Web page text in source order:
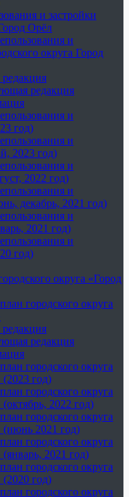
и застройки
Орёл
и
округа Город
редакция
и
год)
и
2023 год)
и
2022 год)
и
декабрь, 2021 год)
и
2021 год)
и
год)
округа «Город
городского округа
редакция
городского округа
год)
городского округа
2022 год)
городского округа
(июнь 2021 год)
городского округа
2021 год)
городского округа
год)
городского округа